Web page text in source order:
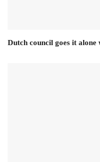
Dutch council goes it